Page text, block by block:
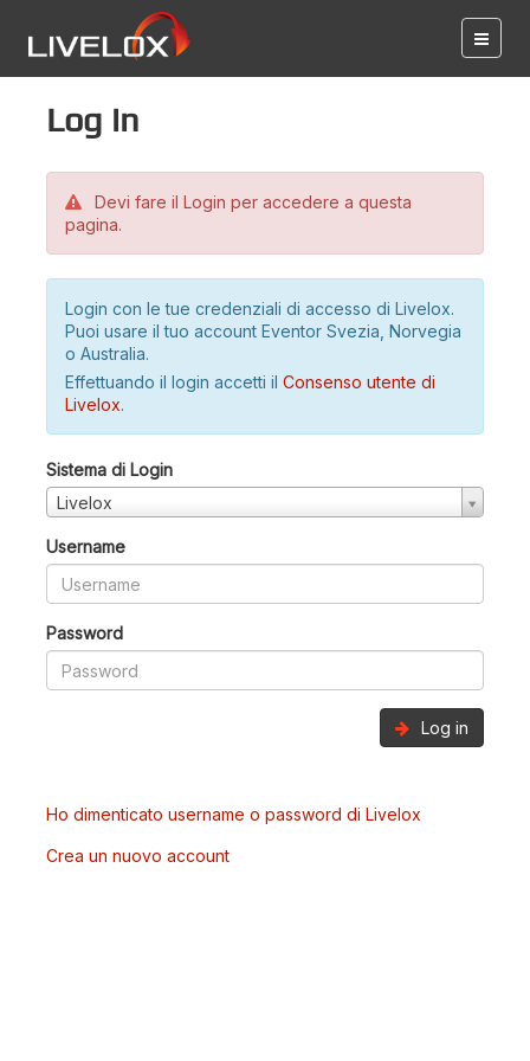
Log in
Devi fare il Login per accedere a questa
pagina.
Login con le tue credenziali di accesso di Livelox.
Puoi usare il tuo account Eventor Svezia, Norvegia
o Australia.
Effettuando il login accetti il Consenso utente di
Livelox.
Sistema di Login
Livelox
Username
Password
Log in
Ho dimenticato username o password di Livelox
Crea un nuovo account